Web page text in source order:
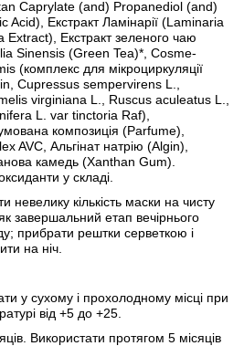
Caprylate (and) Propanediol (and)
Acid), Екстракт Ламінарії (Laminaria
Extract), Екстракт зеленого чаю
Sinensis (Green Tea)*, Cosme-
(комплекс для мікроциркуляції
Cupressus sempervirens L.,
virginiana L., Ruscus aculeatus L.,
L. var tinctoria Raf),
композиція (Parfume),
AVC, Альгінат натрію (Algin),
камедь (Xanthan Gum).
у складі.
невелику кількість маски на чисту
завершальний етап вечірнього
прибрати рештки серветкою і
на ніч.
у сухому і прохолодному місці при
від +5 до +25.
Використати протягом 5 місяців